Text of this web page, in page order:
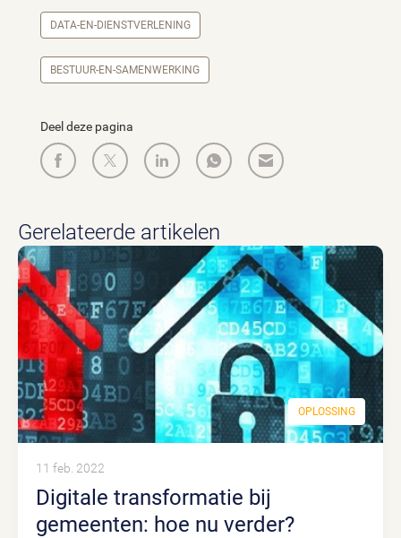
DATA-EN-DIENSTVERLENING
BESTUUR-EN-SAMENWERKING
Deel deze pagina
Gerelateerde artikelen
OPLOSSING
Digitale transformatie bij
gemeenten: hoe nu verder?
11 feb. 2022